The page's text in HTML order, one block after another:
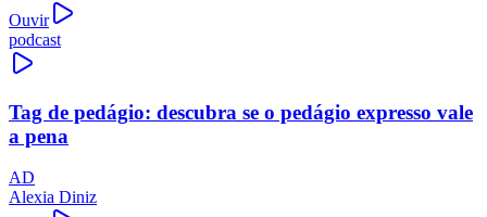
Ouvir
podcast
Tag de pedágio: descubra se o pedágio expresso vale
a pena
AD
Alexia Diniz